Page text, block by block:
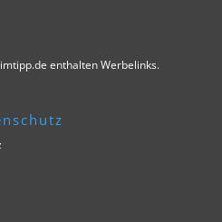
enthalten Werbelinks.